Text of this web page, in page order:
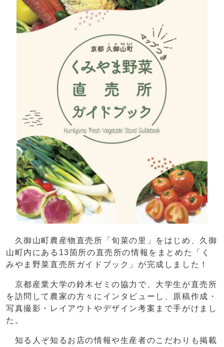
久御山町農産物直売所「旬菜の里」をはじめ、久御
山町内にある13箇所の直売所の情報をまとめた「く
みやま野菜直売所ガイドブック」が完成しました！
京都産業大学の鈴木ゼミの協力で、大学生が直売所
を訪問して農家の方々にインタビューし、原稿作成・
写真撮影・レイアウトやデザイン考案まで手がけまし
た。
知る人ぞ知るお店の情報や生産者のこだわりも掲載